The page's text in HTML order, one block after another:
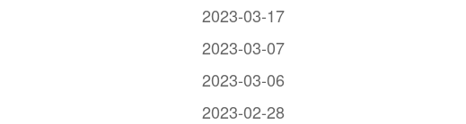
2023-03-17
2023-03-07
2023-03-06
2023-02-28